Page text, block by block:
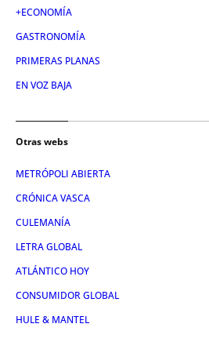
+ECONOMÍA
GASTRONOMÍA
PRIMERAS PLANAS
EN VOZ BAJA
Otras webs
METRÓPOLI ABIERTA
CRÓNICA VASCA
CULEMANÍA
LETRA GLOBAL
ATLÁNTICO HOY
CONSUMIDOR GLOBAL
HULE & MANTEL